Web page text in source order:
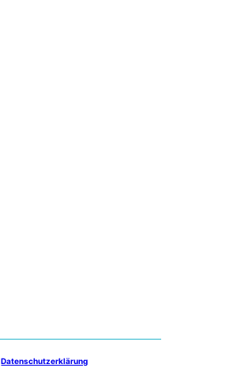
Datenschutzerklärung